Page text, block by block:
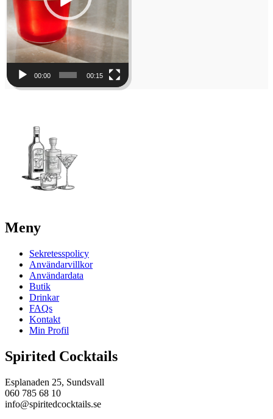
00:00 00:15
Meny
Sekretesspolicy
Användarvillkor
Användardata
Butik
Drinkar
FAQs
Kontakt
Min Profil
Spirited Cocktails
Esplanaden 25, Sundsvall
060 785 68 10
info@spiritedcocktails.se